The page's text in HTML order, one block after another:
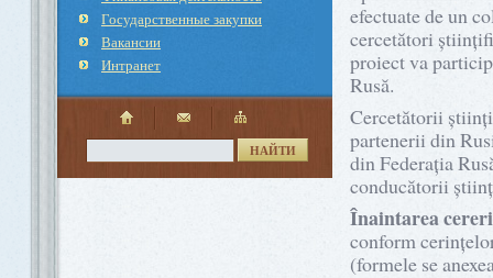
Государственные закупки
Вакансии
Интранет
НАЙТИ
efectuate de un
cercetători
proiect va
Rusă.
Cercetătorii
partenerii din
din Federaţia
conducătorii
Înaintarea
conform
(formele se